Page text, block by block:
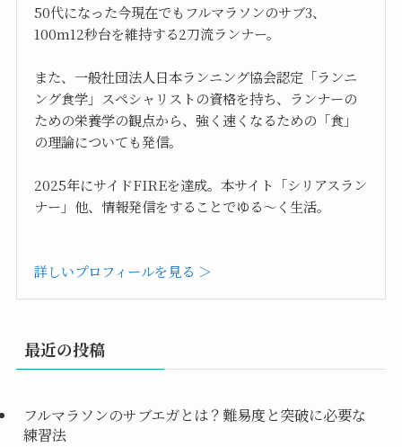
50代になった今現在でもフルマラソンのサブ3、
100m12秒台を維持する2刀流ランナー。
また、一般社団法人日本ランニング協会認定「ランニ
ング食学」スペシャリストの資格を持ち、ランナーの
ための栄養学の観点から、強く速くなるための「食」
の理論についても発信。
2025年にサイドFIREを達成。本サイト「シリアスラン
ナー」他、情報発信をすることでゆる～く生活。
詳しいプロフィールを見る ＞
最近の投稿
フルマラソンのサブエガとは？難易度と突破に必要な
練習法